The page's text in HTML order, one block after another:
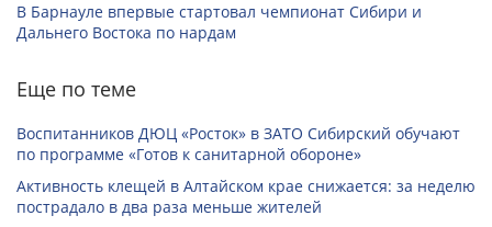
В Барнауле впервые стартовал чемпионат Сибири и
Дальнего Востока по нардам
Еще по теме
Воспитанников ДЮЦ «Росток» в ЗАТО Сибирский обучают
по программе «Готов к санитарной обороне»
Активность клещей в Алтайском крае снижается: за неделю
пострадало в два раза меньше жителей